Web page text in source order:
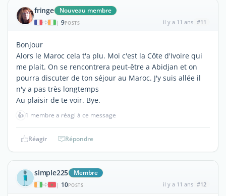
fringe Nouveau membre
| 9POSTS il y a 11 ans #11
Bonjour
Alors le Maroc cela t'a plu. Moi c'est la Côte d'Ivoire qui
me plait. On se rencontrera peut-être a Abidjan et on
pourra discuter de ton séjour au Maroc. J'y suis allée il
n'y a pas très longtemps
Au plaisir de te voir. Bye.
👍 1 membre a réagi à ce message
Réagir Répondre
simple225 Membre
| 10POSTS il y a 11 ans #12